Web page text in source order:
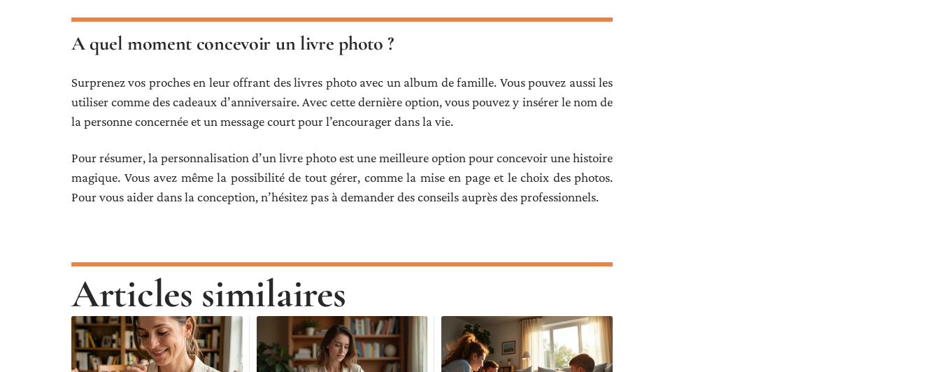
A quel moment concevoir un livre photo ?
Surprenez vos proches en leur offrant des livres photo avec un album de famille. Vous pouvez aussi les
utiliser comme des cadeaux d’anniversaire. Avec cette dernière option, vous pouvez y insérer le nom de
la personne concernée et un message court pour l’encourager dans la vie.
Pour résumer, la personnalisation d’un livre photo est une meilleure option pour concevoir une histoire
magique. Vous avez même la possibilité de tout gérer, comme la mise en page et le choix des photos.
Pour vous aider dans la conception, n’hésitez pas à demander des conseils auprès des professionnels.
Articles similaires